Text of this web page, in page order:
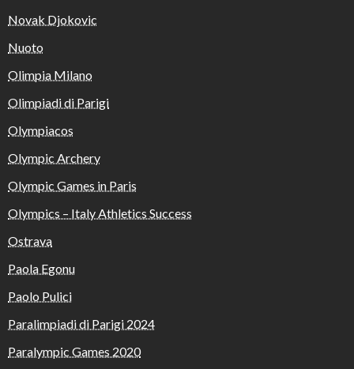
Novak Djokovic
Nuoto
Olimpia Milano
Olimpiadi di Parigi
Olympiacos
Olympic Archery
Olympic Games in Paris
Olympics – Italy Athletics Success
Ostrava
Paola Egonu
Paolo Pulici
Paralimpiadi di Parigi 2024
Paralympic Games 2020